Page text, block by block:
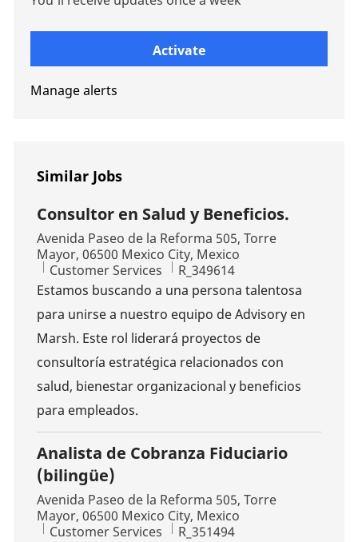
Activate
Manage alerts
Similar Jobs
Consultor en Salud y Beneficios.
Location
Avenida Paseo de la Reforma 505, Torre
Mayor, 06500 Mexico City, Mexico
Category
Customer Services Job Id
R_349614
Estamos buscando a una persona talentosa
para unirse a nuestro equipo de Advisory en
Marsh. Este rol liderará proyectos de
consultoría estratégica relacionados con
salud, bienestar organizacional y beneficios
para empleados.
Analista de Cobranza Fiduciario
(bilingüe)
Location
Avenida Paseo de la Reforma 505, Torre
Mayor, 06500 Mexico City, Mexico
Category
Customer Services Job Id
R_351494